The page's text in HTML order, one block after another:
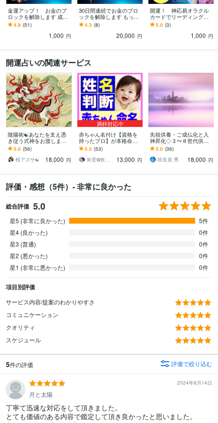
金運アップ！ お金のブ
ロックを解除します 成功
に導く神ガネーシャのエ
ネルギーでお金のブロッ
4.8 (51)
1,000 円
30日間連続でお金のブロ
ックを解除します もっと
金運を上げて、開運して
豊かになりたい方向き
4.3 (8)
20,000 円
開運！ 神応易オラクル
カードでリーディングし
ます 宇宙とつながる世界
初のオリジナル易カード
がメッセージをお届け
5.0 (3)
1,000 円
開運占いの関連サービス
陰陽術☯️あなたを支え憑
き従う式神をお渡します
あなただけに仕える式神
が、誰もが羨む守護と幸
運を引き寄せます
5.0 (56)
桜アズサ☯️
18,000 円
満枠対応中
赤ちゃん名付け【資格を
持ったプロ】が本格命名
します ✨幸せあふれるお
名前ご提案✨字源漢字で占
う【正統派姓名判断】
5.0 (53)
朱里✿姓名判断鑑定士✿
13,000 円
先祖供養・ご成仏化と入
神昇化◇３〜８世代供養
します ☆先祖供養+水子供
養 /子孫繁栄✧良縁✧恩恵
享受✧運勢好転☆
5.0 (36)
咲良居 秀
18,000 円
評価・感想（5件）- 非常に良かった
総合評価 5.0
星5 (非常に良かった)
5件
星4 (良かった)
0件
星3 (普通)
0件
星2 (悪かった)
0件
星1 (非常に悪かった)
0件
項目別評価
サービス内容/提案のわかりやすさ
コミュニケーション
クオリティ
スケジュール
5件の評価 評価で絞り込む
2024年8月14日
月と太陽
丁寧て迅速な対応をして頂きました。
とても価値のある内容で鑑定して頂き良かったと思いました。